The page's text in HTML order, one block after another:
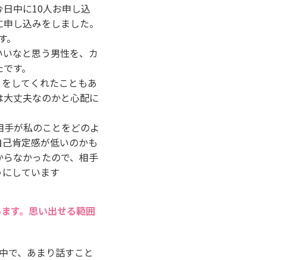
中に10人お申し込
し込みをしました。
なと思う男性を、カ
す。
してくれたこともあ
丈夫なのかと心配に
が私のことをどのよ
肯定感が低いのかも
なかったので、相手
しています
す。思い出せる範囲
で、あまり話すこと